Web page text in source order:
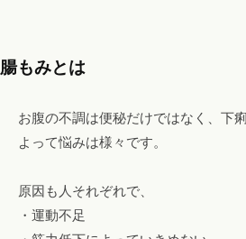
腸もみとは
お腹の不調は便秘だけではなく、下
よって悩みは様々です。
原因も人それぞれで、
・運動不足